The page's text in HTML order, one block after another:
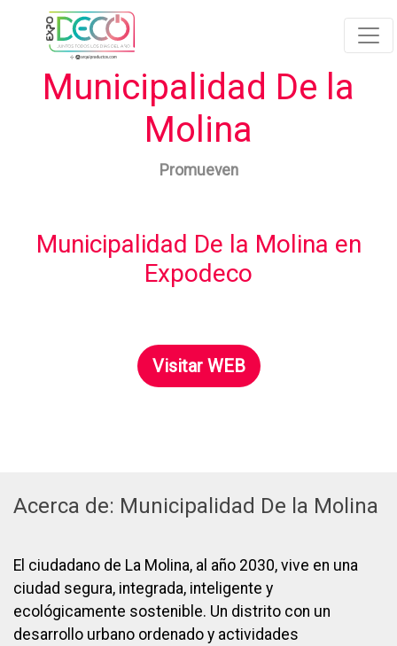
Municipalidad De la
Molina
Promueven
Municipalidad De la Molina en
Expodeco
Visitar WEB
Acerca de: Municipalidad De la Molina
El ciudadano de La Molina, al año 2030, vive en una
ciudad segura, integrada, inteligente y
ecológicamente sostenible. Un distrito con un
desarrollo urbano ordenado y actividades